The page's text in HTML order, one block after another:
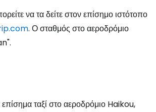
να τα δείτε στον επίσημο ιστότοπο
. Ο σταθμός στο αεροδρόμιο
ταξί στο αεροδρόμιο Haikou,